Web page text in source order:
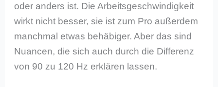
oder anders ist. Die Arbeitsgeschwindigkeit
wirkt nicht besser, sie ist zum Pro außerdem
manchmal etwas behäbiger. Aber das sind
Nuancen, die sich auch durch die Differenz
von 90 zu 120 Hz erklären lassen.